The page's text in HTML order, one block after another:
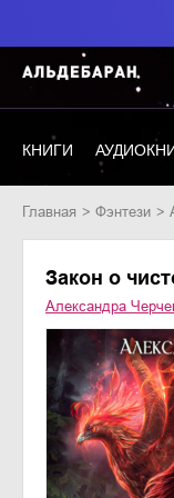
КНИГИ
Главная фэнтези
Закон о
Александра